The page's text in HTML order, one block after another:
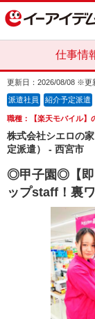
仕事情
更新日：2026/08/08 ※更
派遣社員 紹介予定派遣
職種：【楽天モバイル】
株式会社シエロの
定派遣） - 西宮市
◎甲子園◎【即
ップstaff！裏